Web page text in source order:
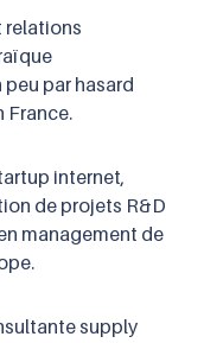
relations
peu par hasard
France.
internet,
de projets R&D
management de
supply